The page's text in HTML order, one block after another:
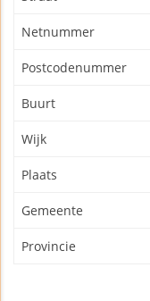
Netnummer
Postcodenummer
Buurt
Wijk
Plaats
Gemeente
Provincie